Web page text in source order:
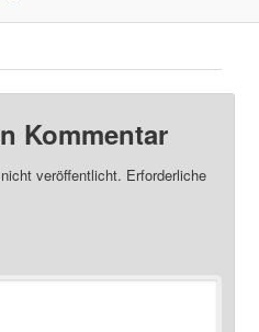
Kommentar
veröffentlicht. Erforderliche